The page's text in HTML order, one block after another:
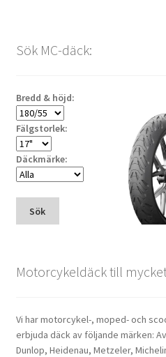
Sök MC-däck:
Bredd & höjd:
Fälgstorlek:
Däckmärke:
Sök
Motorcykeldäck till
Vi har motorcykel-, moped- och
erbjuda däck av följande märken:
Dunlop, Heidenau, Metzeler,